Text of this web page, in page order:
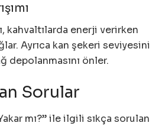
kahvaltılarda enerji verirken
Ayrıca kan şekeri seviyesini
depolanmasını önler.
Sorular
mı?” ile ilgili sıkça sorulan